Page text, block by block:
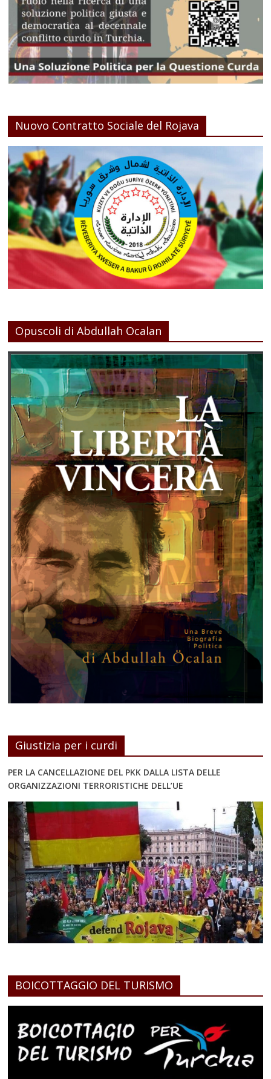
Nuovo Contratto Sociale del Rojava
Opuscoli di Abdullah Ocalan
Giustizia per i curdi
PER LA CANCELLAZIONE DEL PKK DALLA LISTA DELLE
ORGANIZZAZIONI TERRORISTICHE DELL’UE
BOICOTTAGGIO DEL TURISMO